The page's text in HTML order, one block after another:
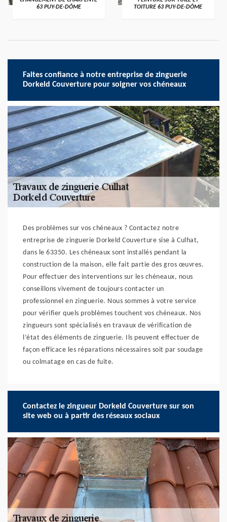
63 PUY-DE-DÔME
TOITURE 63 PUY-DE-DÔME
Faites confiance à notre entreprise de zinguerie
Dorkeld Couverture pour soigner vos chéneaux
Des problèmes sur vos chéneaux ? Contactez notre
entreprise de zinguerie Dorkeld Couverture sise à Culhat,
dans le 63350. Les chéneaux sont installés pendant la
construction de la maison, elle fait partie des gros œuvres.
Pour effectuer des interventions sur les chéneaux, nous
conseillons vivement de toujours contacter un
professionnel en zinguerie. Nous sommes à votre service
pour vérifier quels problèmes touchent vos chéneaux. Nos
zingueurs sont spécialisés en travaux de vérification de
l’état des éléments de zinguerie. Ils peuvent effectuer de
façon efficace les réparations nécessaires soit par soudage
ou colmatage en cas de fuite.
Contactez le zingueur Dorkeld Couverture sur son
site web ou à partir des réseaux sociaux